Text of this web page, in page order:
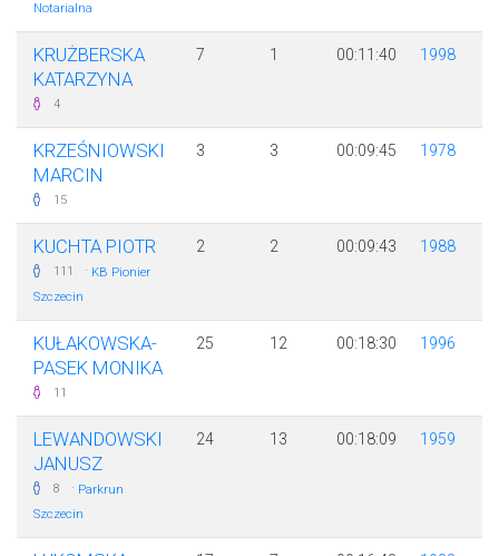
Notarialna
KRUŻBERSKA
KATARZYNA
4
7 1 00:11:40 1998
KRZEŚNIOWSKI
MARCIN
15
3 3 00:09:45 1978
KUCHTA PIOTR
111 · KB Pionier
Szczecin
2 2 00:09:43 1988
KUŁAKOWSKA-
PASEK MONIKA
11
25 12 00:18:30 1996
LEWANDOWSKI
JANUSZ
8 · Parkrun
Szczecin
24 13 00:18:09 1959